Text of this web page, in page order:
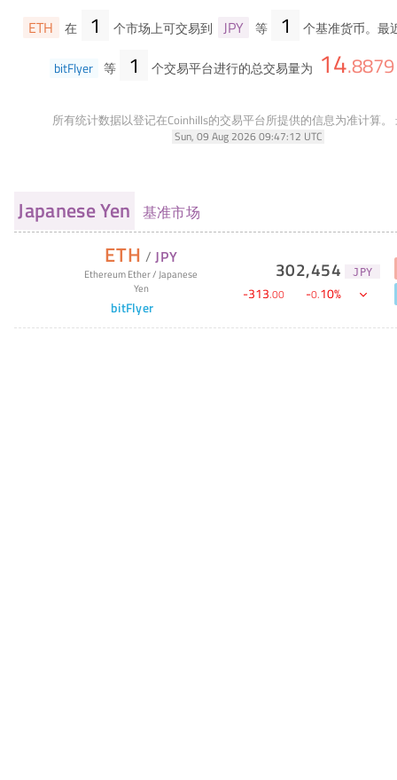
ETH 在 1 个市场上可交易到 JPY 等 1 个基准货币。最
bitFlyer 等 1 个交易平台进行的总交易量为 14.8879
所有统计数据以登记在Coinhills的交易平台所提供的信息为准计算。
Sun, 09 Aug 2026 09:47:12 UTC
Japanese Yen 基准市场
ETH /JPY
Ethereum Ether/ Japanese
Yen
bitFlyer
302,454 JPY
-313.00 -0.10%